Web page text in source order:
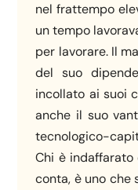
nel frattempo
un tempo
per lavorare. Il
del suo
incollato ai suoi
anche il suo
tecnologico-
Chi è indaffarato
conta, è uno che